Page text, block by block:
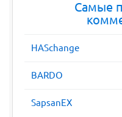
Самые
HASchange
BARDO
SapsanEX